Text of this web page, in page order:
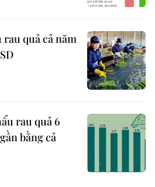
quả cả năm
rau quả 6
bằng cả